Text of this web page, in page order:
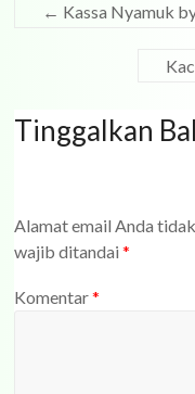
← Kassa Nyamuk
Tinggalkan
Alamat email Anda
wajib ditandai*
Komentar*